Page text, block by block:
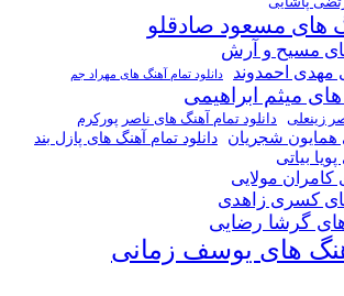
های مسعود صادقلو
مسیح و آرش
مهدی احمدوند دانلود تمام آهنگ های مهراد جم
های میثم ابراهیمی
زینعلی دانلود تمام آهنگ های ناصر پورکرم
همایون شجریان دانلود تمام آهنگ های پازل بند
بیاتی
کامران مولایی
کسری زاهدی
های گرشا رضایی
های یوسف زمانی